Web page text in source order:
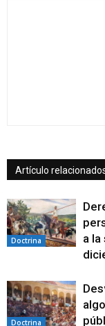
Artículo
Doctrina
a
Doctrina